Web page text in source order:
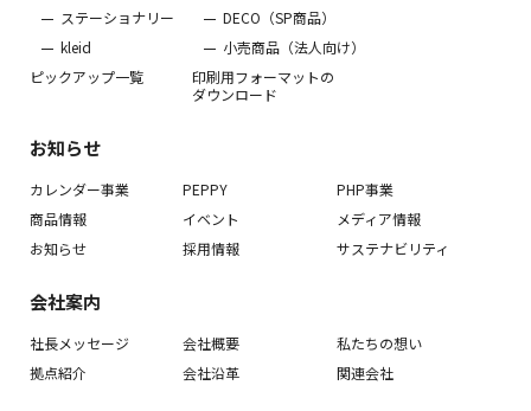
ステーショナリー
kleid
ピックアップ一覧
DECO（SP商品）
小売商品（法人向け）
印刷用フォーマットの
ダウンロード
お知らせ
カレンダー事業 PEPPY
PHP事業
商品情報
イベント
メディア情報
お知らせ
採用情報 サステナビリティ
会社案内
社長メッセージ 会社概要
私たちの想い
拠点紹介
会社沿革 関連会社